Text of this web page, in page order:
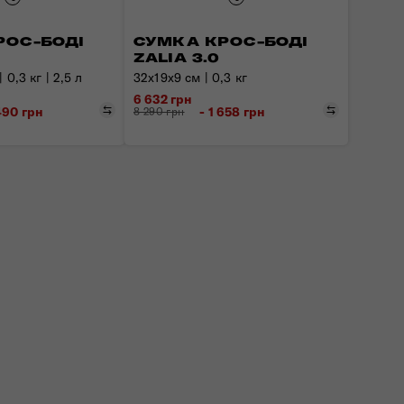
БОДІ
Порівняти
0,3 кг | 2,5 л
грн
СУМКА КРОС-БОДІ
ZALIA 3.0
32х19х9 см | 0,3 кг
6 632 грн
8 290 грн - 1 658 грн